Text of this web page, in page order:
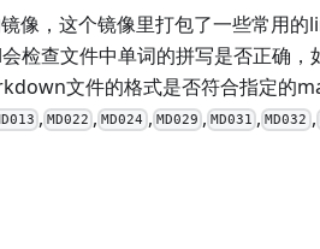
像，这个镜像里打包了一些常用
检查文件中单词的拼写是否正确，
文件的格式是否符合指定的
, MD022 , MD024 , MD029 , MD031 , MD032 ,